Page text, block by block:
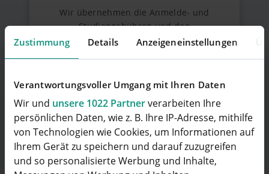
Zustimmung Details Anzeigeneinstellungen
Verantwortungsvoller Umgang mit Ihren Daten
Wir und unsere 1022 Partnerverarbeiten Ihre
persönlichen Daten, wie z. B. Ihre IP-Adresse, mithilfe
von Technologien wie Cookies, um Informationen auf
Ihrem Gerät zu speichern und darauf zuzugreifen
und so personalisierte Werbung und Inhalte,
Wir übernehmen die Anmelde- und
Studiengebühren und den
Studentenwerksbeitrag für dich.
Mathematik-Brückenkurs an der FH Wedel.